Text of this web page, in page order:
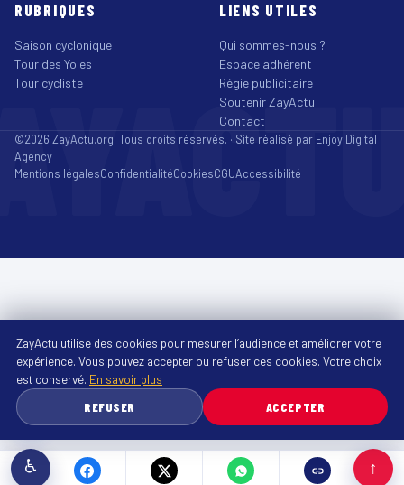
RUBRIQUES
Saison cyclonique
Tour des Yoles
Tour cycliste
LIENS UTILES
Qui sommes-nous ?
Espace adhérent
Régie publicitaire
Soutenir ZayActu
Contact
©2026 ZayActu.org. Tous droits réservés. · Site réalisé par Enjoy Digital
Agency
Mentions légalesConfidentialitéCookiesCGUAccessibilité
♿ ↑
ZayActu utilise des cookies pour mesurer l’audience et améliorer votre
expérience. Vous pouvez accepter ou refuser ces cookies. Votre choix
est conservé. En savoir plus
REFUSER
ACCEPTER